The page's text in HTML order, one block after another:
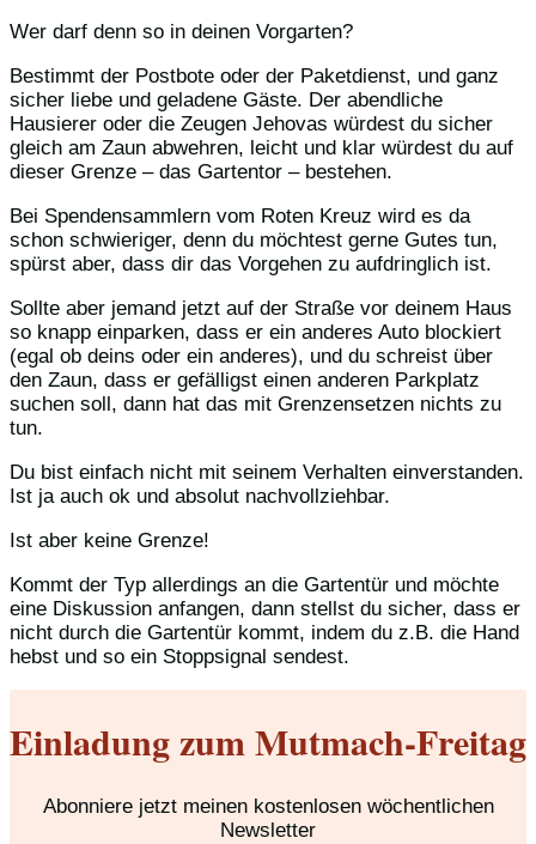
Wer darf denn so in deinen Vorgarten?
Bestimmt der Postbote oder der Paketdienst, und ganz
sicher liebe und geladene Gäste. Der abendliche
Hausierer oder die Zeugen Jehovas würdest du sicher
gleich am Zaun abwehren, leicht und klar würdest du auf
dieser Grenze – das Gartentor – bestehen.
Bei Spendensammlern vom Roten Kreuz wird es da
schon schwieriger, denn du möchtest gerne Gutes tun,
spürst aber, dass dir das Vorgehen zu aufdringlich ist.
Sollte aber jemand jetzt auf der Straße vor deinem Haus
so knapp einparken, dass er ein anderes Auto blockiert
(egal ob deins oder ein anderes), und du schreist über
den Zaun, dass er gefälligst einen anderen Parkplatz
suchen soll, dann hat das mit Grenzensetzen nichts zu
tun.
Du bist einfach nicht mit seinem Verhalten einverstanden.
Ist ja auch ok und absolut nachvollziehbar.
Ist aber keine Grenze!
Kommt der Typ allerdings an die Gartentür und möchte
eine Diskussion anfangen, dann stellst du sicher, dass er
nicht durch die Gartentür kommt, indem du z.B. die Hand
hebst und so ein Stoppsignal sendest.
Einladung zum Mutmach-Freitag
Abonniere jetzt meinen kostenlosen wöchentlichen
Newsletter